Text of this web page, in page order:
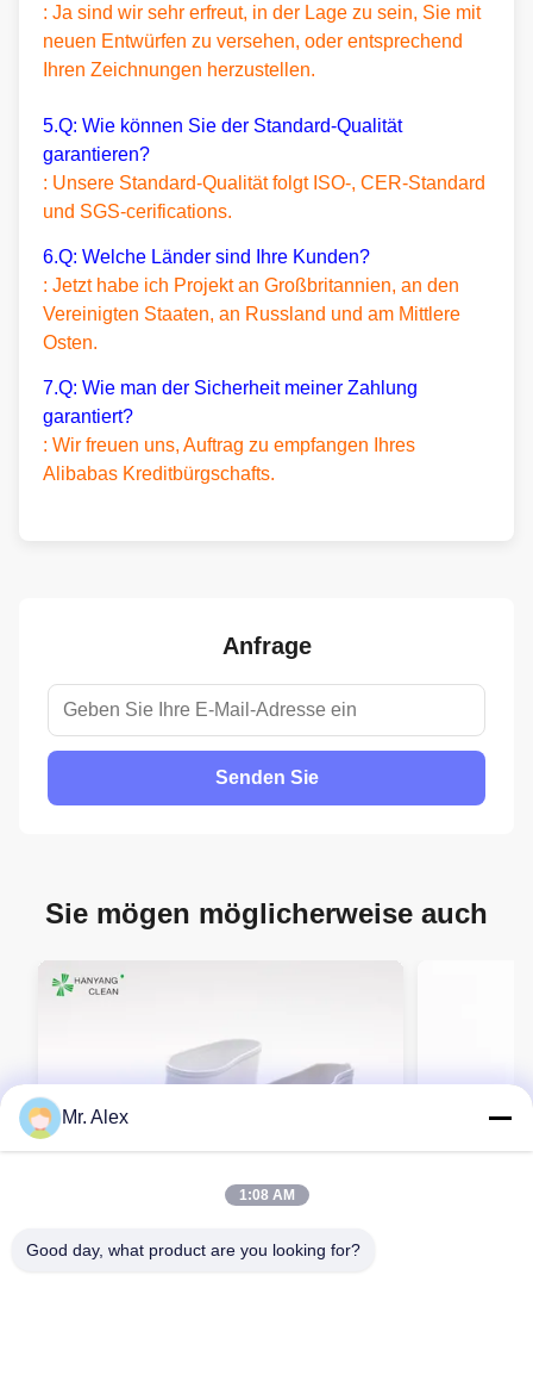
: Ja sind wir sehr erfreut, in der Lage zu sein, Sie mit
neuen Entwürfen zu versehen, oder entsprechend
Ihren Zeichnungen herzustellen.
5.Q: Wie können Sie der Standard-Qualität
garantieren?
: Unsere Standard-Qualität folgt ISO-, CER-Standard
und SGS-cerifications.
6.Q: Welche Länder sind Ihre Kunden?
: Jetzt habe ich Projekt an Großbritannien, an den
Vereinigten Staaten, an Russland und am Mittlere
Osten.
7.Q: Wie man der Sicherheit meiner Zahlung
garantiert?
: Wir freuen uns, Auftrag zu empfangen Ihres
Alibabas Kreditbürgschafts.
Anfrage
Senden Sie
Sie mögen möglicherweise auch
Mr. Alex
1:08 AM
Good day, what product are you looking for?